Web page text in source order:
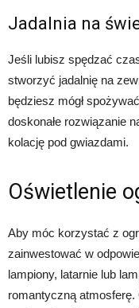
Jadalnia na
Jeśli lubisz spędzać
stworzyć jadalnię na
będziesz mógł
doskonałe rozwiązanie
kolację pod gwiazdami.
Oświetlenie
Aby móc korzystać z
zainwestować w
lampiony, latarnie lub
romantyczną atmosferę.